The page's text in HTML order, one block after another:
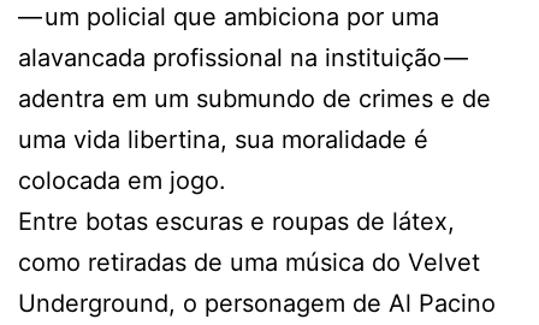
— um policial que ambiciona por uma
alavancada profissional na instituição —
adentra em um submundo de crimes e de
uma vida libertina, sua moralidade é
colocada em jogo.
Entre botas escuras e roupas de látex,
como retiradas de uma música do Velvet
Underground, o personagem de Al Pacino